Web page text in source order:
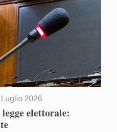
Luglio 2026
elettorale: